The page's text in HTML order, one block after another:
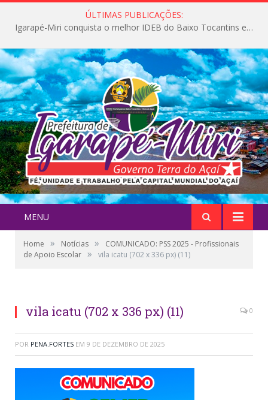
ÚLTIMAS PUBLICAÇÕES:
Igarapé-Miri conquista o melhor IDEB do Baixo Tocantins e avança na qualidade da educação pública
MENU
Home » Notícias »
COMUNICADO: PSS 2025 - Profissionais
de Apoio Escolar » vila icatu (702 x 336 px) (11)
vila icatu (702 x 336 px) (11) 0
POR PENA.FORTES EM 9 DE DEZEMBRO DE 2025